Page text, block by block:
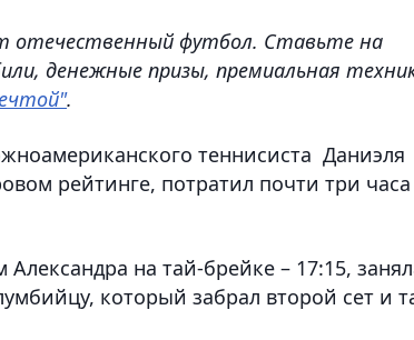
отечественный футбол. Ставьте на
денежные призы, премиальная
.
теннисиста Даниэля
рейтинге, потратил почти три часа
на тай-брейке – 17:15,
который забрал второй сет и